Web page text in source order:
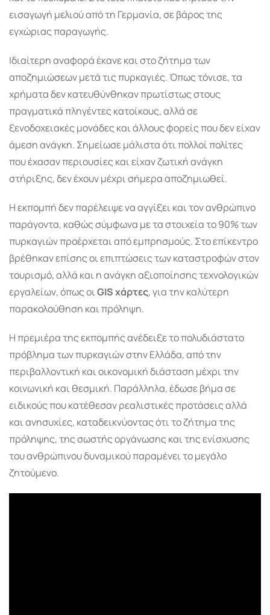
εισαγωγή μελιού από τη Γερμανία, σε βάρος της
εγχώριας παραγωγής.
Ιδιαίτερη αναφορά έκανε και στο ζήτημα των
αποζημιώσεων μετά τις πυρκαγιές. Όπως τόνισε, τα
χρήματα δεν κατευθύνθηκαν πρωτίστως στους
πραγματικά πληγέντες κατοίκους, αλλά σε
ξενοδοχειακές μονάδες και άλλους φορείς που δεν είχαν
άμεση ανάγκη. Σημείωσε μάλιστα ότι πολλοί πολίτες
που έχασαν περιουσίες και είχαν ζωτική ανάγκη
στήριξης, δεν έχουν μέχρι σήμερα αποζημιωθεί.
Η εκπομπή δεν παρέλειψε να αγγίξει και τον ανθρώπινο
παράγοντα, καθώς σύμφωνα με τα στοιχεία το 90% των
πυρκαγιών προέρχεται από εμπρησμούς. Στο επίκεντρο
βρέθηκαν επίσης οι επιπτώσεις των καταστροφών στον
τουρισμό, αλλά και η ανάγκη αξιοποίησης τεχνολογικών
εργαλείων, όπως οιGIS χάρτες, για την καλύτερη
παρακολούθηση και πρόληψη.
Η πρεμιέρα της εκπομπής ανέδειξε το πολυδιάστατο
πρόβλημα των πυρκαγιών στην Ελλάδα, από την
περιβαλλοντική και οικονομική διάσταση μέχρι την
κοινωνική και θεσμική. Παράλληλα, έδωσε βήμα σε
ειδικούς που κατέθεσαν ρεαλιστικές προτάσεις αλλά
και ανησυχίες, καταδεικνύοντας ότι το ζήτημα της
πρόληψης, της σωστής οργάνωσης και της ενίσχυσης
του ανθρώπινου δυναμικού παραμένει το μεγάλο
ζητούμενο.